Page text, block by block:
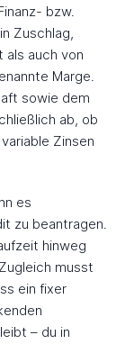
bzw.
Zuschlag,
als auch von
Marge.
sowie dem
ab, ob
Zinsen
es
zu beantragen.
hinweg
musst
ein fixer
– du in